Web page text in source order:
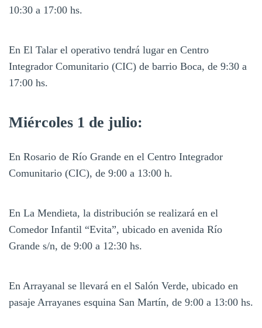
10:30 a 17:00 hs.
En El Talar el operativo tendrá lugar en Centro
Integrador Comunitario (CIC) de barrio Boca, de 9:30 a
17:00 hs.
Miércoles 1 de julio:
En Rosario de Río Grande en el Centro Integrador
Comunitario (CIC), de 9:00 a 13:00 h.
En La Mendieta, la distribución se realizará en el
Comedor Infantil “Evita”, ubicado en avenida Río
Grande s/n, de 9:00 a 12:30 hs.
En Arrayanal se llevará en el Salón Verde, ubicado en
pasaje Arrayanes esquina San Martín, de 9:00 a 13:00 hs.